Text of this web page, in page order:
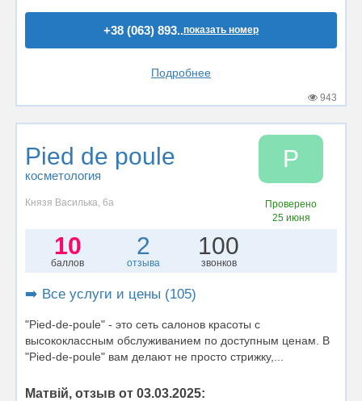
+38 (063) 893..показать номер
Подробнее
943
Pied de poule
косметология
P
Князя Василька, 6а
Проверено
25 июня
10
баллов
2
отзыва
100
звонков
➡️ Все услуги и цены (105)
"Pied-de-poule" - это сеть салонов красоты с
высококлассным обслуживанием по доступным ценам. В
"Pied-de-poule" вам делают не просто стрижку,...
Матвій, отзыв от 03.03.2025: